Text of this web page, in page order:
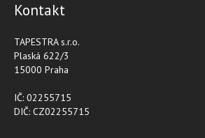
Kontakt
TAPESTRA s.r.o.
Plaská 622/3
15000 Praha
IČ: 02255715
DIČ: CZ02255715